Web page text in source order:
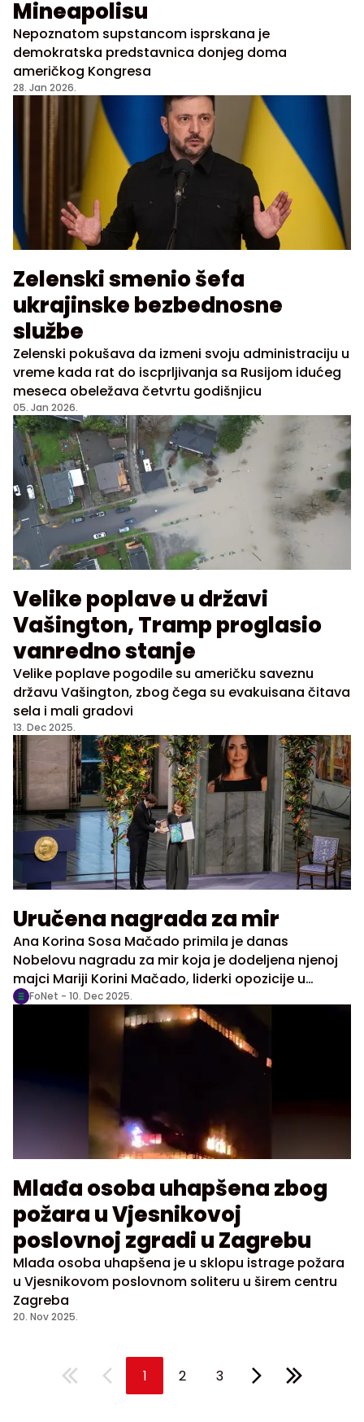
Mineapolisu
Nepoznatom supstancom isprskana je
demokratska predstavnica donjeg doma
američkog Kongresa
28. Jan 2026.
Zelenski smenio šefa
ukrajinske bezbednosne
službe
Zelenski pokušava da izmeni svoju administraciju u
vreme kada rat do iscprljivanja sa Rusijom idućeg
meseca obeležava četvrtu godišnjicu
05. Jan 2026.
Velike poplave u državi
Vašington, Tramp proglasio
vanredno stanje
Velike poplave pogodile su američku saveznu
državu Vašington, zbog čega su evakuisana čitava
sela i mali gradovi
13. Dec 2025.
Uručena nagrada za mir
Ana Korina Sosa Mačado primila je danas
Nobelovu nagradu za mir koja je dodeljena njenoj
majci Mariji Korini Mačado, liderki opozicije u
Venecueli, koja nije prisustvovala ceremoniji iz
bezbednosnih razloga.
FoNet - 10. Dec 2025.
Mlađa osoba uhapšena zbog
požara u Vjesnikovoj
poslovnoj zgradi u Zagrebu
Mlađa osoba uhapšena je u sklopu istrage požara
u Vjesnikovom poslovnom soliteru u širem centru
Zagreba
20. Nov 2025.
1 2 3